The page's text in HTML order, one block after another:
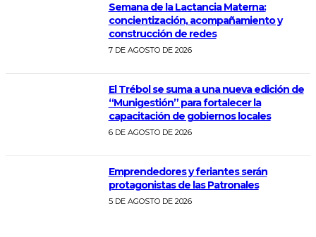
Semana de la Lactancia Materna:
concientización, acompañamiento y
construcción de redes
7 DE AGOSTO DE 2026
El Trébol se suma a una nueva edición de
“Munigestión” para fortalecer la
capacitación de gobiernos locales
6 DE AGOSTO DE 2026
Emprendedores y feriantes serán
protagonistas de las Patronales
5 DE AGOSTO DE 2026